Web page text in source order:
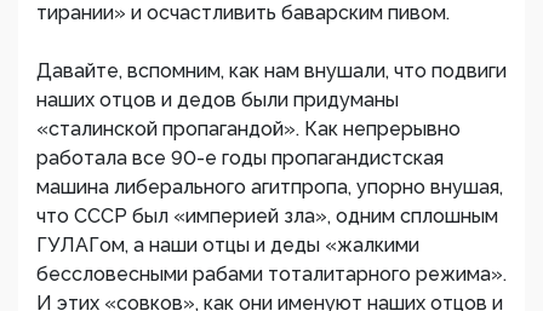
тирании» и осчастливить баварским пивом.
Давайте, вспомним, как нам внушали, что подвиги
наших отцов и дедов были придуманы
«сталинской пропагандой». Как непрерывно
работала все 90-е годы пропагандистская
машина либерального агитпропа, упорно внушая,
что СССР был «империей зла», одним сплошным
ГУЛАГом, а наши отцы и деды «жалкими
бессловесными рабами тоталитарного режима».
И этих «совков», как они именуют наших отцов и